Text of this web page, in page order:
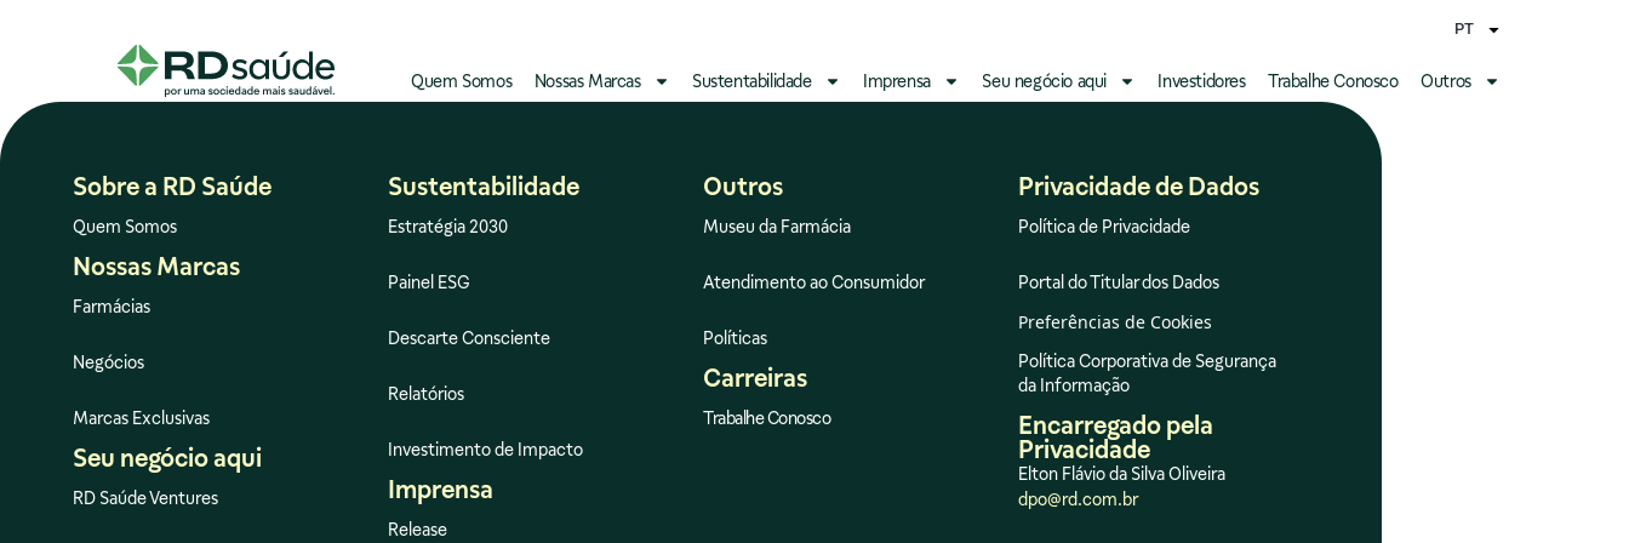
PT
Quem Somos Nossas Marcas Sustentabilidade Imprensa Seu negócio aqui Investidores Trabalhe Conosco Outros
Sobre a RD Saúde
Quem Somos
Nossas Marcas
Farmácias
Negócios
Marcas Exclusivas
Seu negócio aqui
RD Saúde Ventures
Sustentabilidade
Estratégia 2030
Painel ESG
Descarte Consciente
Relatórios
Investimento de Impacto
Imprensa
Release
Outros
Museu da Farmácia
Atendimento ao Consumidor
Políticas
Carreiras
Trabalhe Conosco
Privacidade de Dados
Política de Privacidade
Portal do Titular dos Dados
Preferências de Cookies
Política Corporativa de Segurança
da Informação
Encarregado pela
Privacidade
Elton Flávio da Silva Oliveira
dpo@rd.com.br